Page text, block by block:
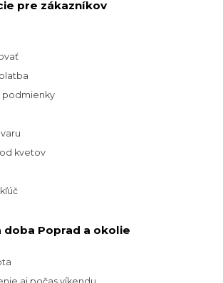
pre zákazníkov
podmienky
kvetov
doba Poprad a okolie